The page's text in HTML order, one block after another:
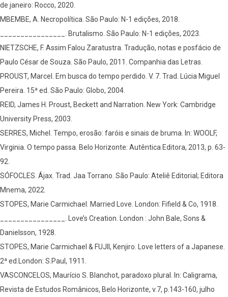
de janeiro: Rocco, 2020.
MBEMBE, A. Necropolítica. São Paulo: N-1 edições, 2018.
________________. Brutalismo. São Paulo: N-1 edições, 2023.
NIETZSCHE, F. Assim Falou Zaratustra. Tradução, notas e posfácio de
Paulo César de Souza. São Paulo, 2011. Companhia das Letras.
PROUST, Marcel. Em busca do tempo perdido. V. 7. Trad. Lúcia Miguel
Pereira. 15ª ed. São Paulo: Globo, 2004.
REID, James H. Proust, Beckett and Narration. New York: Cambridge
University Press, 2003.
SERRES, Michel. Tempo, erosão: faróis e sinais de bruma. In: WOOLF,
Virginia. O tempo passa. Belo Horizonte: Autêntica Editora, 2013, p. 63-
92.
SÓFOCLES. Ájax. Trad. Jaa Torrano. São Paulo: Ateliê Editorial; Editora
Mnema, 2022.
STOPES, Marie Carmichael. Married Love. London: Fifield & Co, 1918.
________________. Love’s Creation. London : John Bale, Sons &
Danielsson, 1928.
STOPES, Marie Carmichael & FUJII, Kenjiro. Love letters of a Japanese.
2ª ed.London: S.Paul, 1911.
VASCONCELOS, Maurício S. Blanchot, paradoxo plural. In: Caligrama,
Revista de Estudos Românicos, Belo Horizonte, v.7, p.143-160, julho